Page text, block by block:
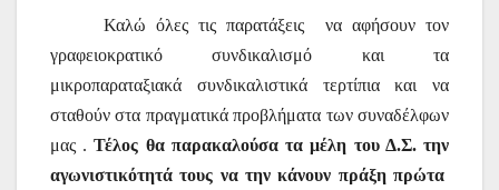
Καλώ όλες τις παρατάξεις
να αφήσουν τον
γραφειοκρατικό συνδικαλισμό και τα
μικροπαραταξιακά συνδικαλιστικά τερτίπια και να
σταθούν στα πραγματικά προβλήματα των συναδέλφων
μας .Τέλος θα παρακαλούσα τα μέλη του Δ.Σ. την
αγωνιστικότητά τους να την κάνουν πράξη πρώτα